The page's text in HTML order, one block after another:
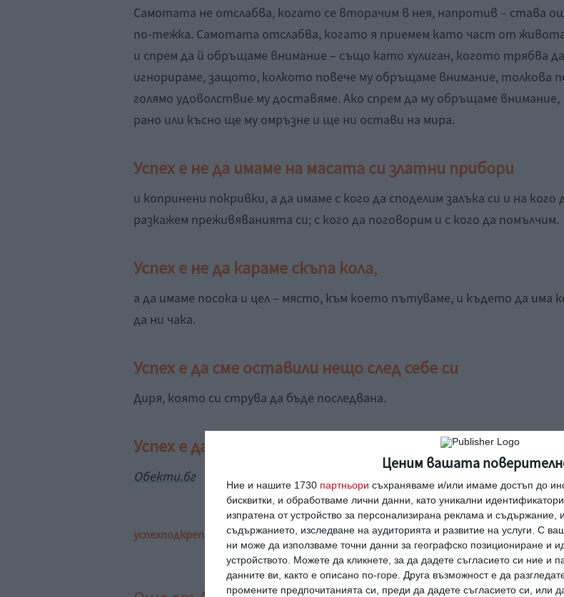
Ценим вашата
Ние и нашите 1730 партньори съхраняваме и/или имаме достъп до
бисквитки, и обработваме лични данни, като уникални
изпратена от устройство за персонализирана реклама и съдържание,
съдържанието, изследване на аудиторията и развитие на услуги. С
ни може да използваме точни данни за географско позициониране и
устройството. Можете да кликнете, за да дадете съгласието си ние и
данните ви, както е описано по-горе. Друга възможност е да
промените предпочитанията си, преди да дадете съгласието си, или
Самотата не отслабва, когато се вторачим в нея, напротив – става
по-тежка. Самотата отслабва, когато я приемем като част от
и спрем да й обръщаме внимание – също като хулиган, когото трябва да
игнорираме, защото, колкото повече му обръщаме внимание, толкова
голямо удоволствие му доставяме. Ако спрем да му обръщаме внимание,
рано или късно ще му омръзне и ще ни остави на мира.
Успех е не да имаме на масата си златни прибори
и копринени покривки, а да имаме с кого да споделим залъка си и на кого
разкажем преживяванията си; с кого да поговорим и с кого да помълчим.
Успех е не да караме скъпа кола,
а да имаме посока и цел – място, към което пътуваме, и където да има
да ни чака.
Успех е да сме оставили нещо след себе си
Диря, която си струва да бъде последвана.
Успех е да обичаме и да бъдем обичани
Обекти.бг
успехподкрепа психологияотношенияуважениесебе сивярност